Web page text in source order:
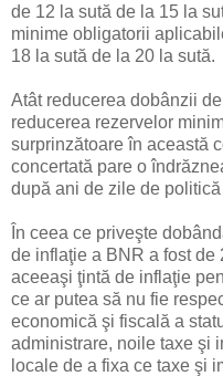
de 12 la sută de la 15 la
minime obligatorii
18 la sută de la 20 la sută.
Atât reducerea dobânzii
reducerea rezervelor
surprinzătoare în această
concertată pare o
după ani de zile de
În ceea ce priveşte
de inflaţie a BNR a fost de
aceeaşi ţintă de inflaţie
ce ar putea să nu fie
economică şi fiscală a
administrare, noile taxe şi
locale de a fixa ce taxe şi